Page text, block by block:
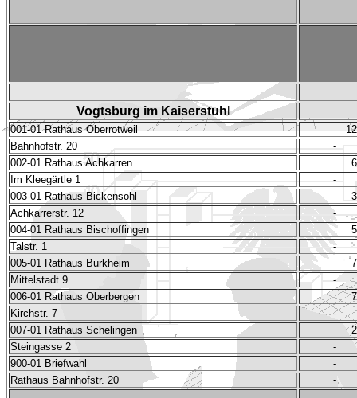
Vogtsburg im Kaiserstuhl
001-01 Rathaus Oberrotweil
Bahnhofstr. 20
-
002-01 Rathaus Achkarren
Im Kleegärtle 1
-
003-01 Rathaus Bickensohl
Achkarrerstr. 12
-
004-01 Rathaus Bischoffingen
Talstr. 1
-
005-01 Rathaus Burkheim
Mittelstadt 9
-
006-01 Rathaus Oberbergen
Kirchstr. 7
-
007-01 Rathaus Schelingen
Steingasse 2
-
900-01 Briefwahl
-
Rathaus Bahnhofstr. 20
-